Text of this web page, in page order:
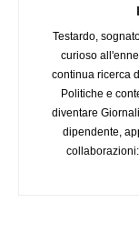
Testardo,
curioso
continua ricerca
Politiche e
diventare
dipendente,